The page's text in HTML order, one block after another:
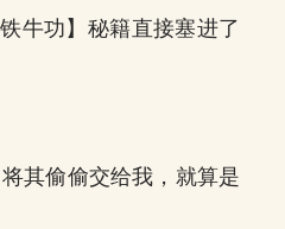
牛功】秘籍直接塞进了
其偷偷交给我，就算是